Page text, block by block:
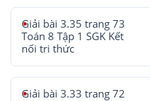
Giải bài 3.35 trang 73
Toán 8 Tập 1 SGK Kết
nối tri thức
Giải bài 3.33 trang 72